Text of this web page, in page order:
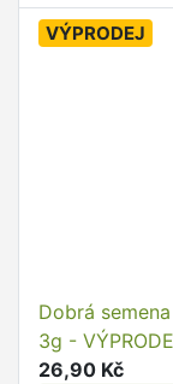
VÝPRODEJ
Dobrá
3g -
26,90 Kč